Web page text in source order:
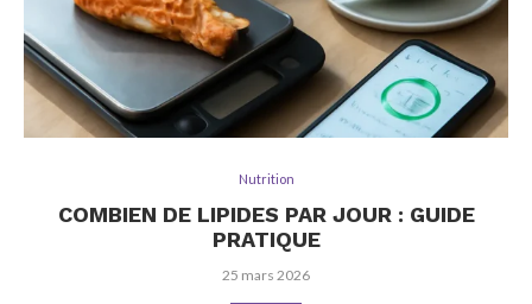
Nutrition
COMBIEN DE LIPIDES PAR JOUR : GUIDE
PRATIQUE
25 mars 2026